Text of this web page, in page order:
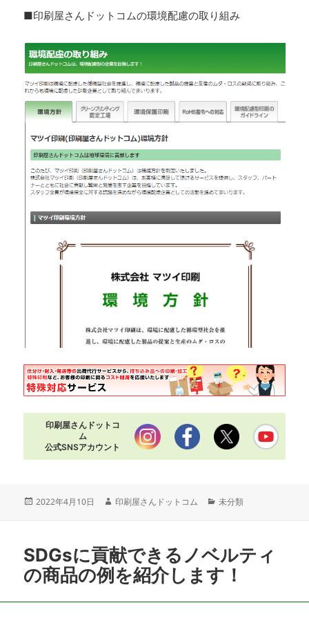
■印刷屋さんドットコムの環境配慮の取り組み
印刷屋さんドットコ
ム
公式SNSアカウント
投
2022年4月10日
作
印刷屋さんドットコム
カ
ー
未分類
SDGsに貢献できるノベルティ
の商品の例を紹介します！